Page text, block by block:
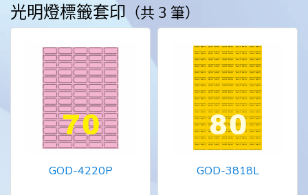
光明燈標籤套印（共 3 筆）
GOD-4220P GOD-3818L